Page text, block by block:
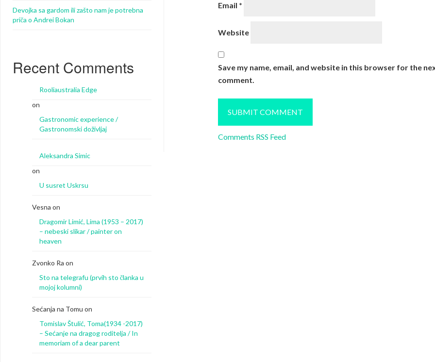
Email *
Website
Save my name, email, and website in this browser for the
comment.
Comments RSS Feed
Devojka sa gardom ili zašto nam je potrebna
priča o Andrei Bokan
Recent Comments
Rooliaustralia Edge
on
Gastronomic experience /
Gastronomski doživljaj
Aleksandra Simic
on
U susret Uskrsu
Vesna on
Dragomir Limić, Lima (1953 – 2017)
– nebeski slikar / painter on
heaven
Zvonko Ra on
Sto na telegrafu (prvih sto članka u
mojoj kolumni)
Sećanja na Tomu on
Tomislav Štulić, Toma(1934 -2017)
– Sećanje na dragog roditelja / In
memoriam of a dear parent